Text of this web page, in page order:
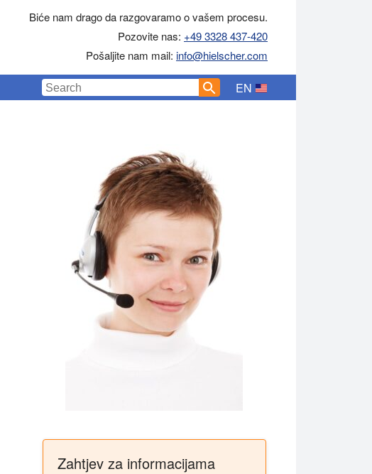
Biće nam drago da razgovaramo o vašem procesu.
Pozovite nas: +49 3328 437-420
Pošaljite nam mail: info@hielscher.com
EN
Zahtjev za informacijama